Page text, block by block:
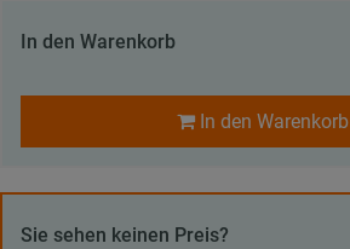
In den Warenkorb
In den Warenkorb
Sie sehen keinen Preis?